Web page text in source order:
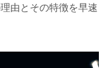
由とその特徴を早速